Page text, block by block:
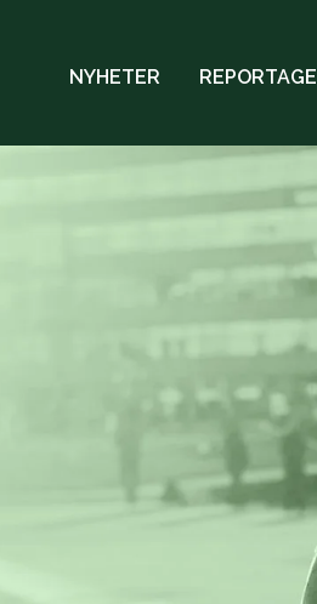
NYHETER REPORTAGE